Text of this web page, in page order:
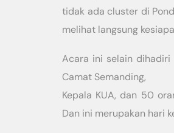
tidak ada cluster di
melihat langsung
Acara ini selain dihadiri
Camat Semanding,
Kepala KUA, dan 50
Dan ini merupakan hari